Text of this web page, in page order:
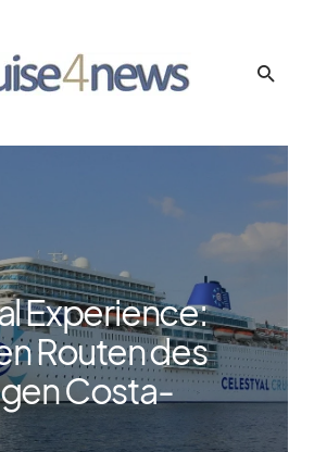
Experience:
Routen des
Costa-